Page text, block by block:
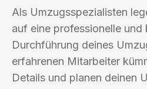
Als Umzugsspezialisten
auf eine professionelle und
Durchführung deines
erfahrenen Mitarbeiter
Details und planen deinen